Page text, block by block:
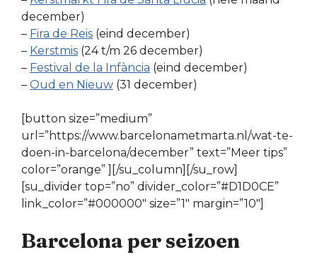
december)
– Fira de Reis (eind december)
– Kerstmis (24 t/m 26 december)
– Festival de la Infància (eind december)
– Oud en Nieuw (31 december)
[button size=”medium”
url=”https://www.barcelonametmarta.nl/wat-te-
doen-in-barcelona/december” text=”Meer tips”
color=”orange” ][/su_column][/su_row]
[su_divider top=”no” divider_color=”#D1D0CE”
link_color=”#000000″ size=”1″ margin=”10″]
Barcelona per seizoen